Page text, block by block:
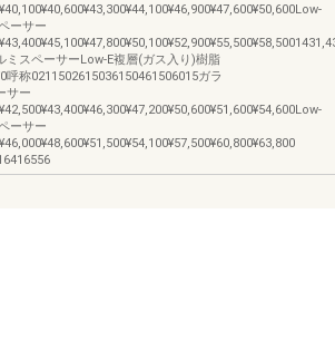
ーサー
ミスペーサーLow-E複層(ガス入り)樹脂
呼称0211502615036150461506015ガラ
サー
ーサー